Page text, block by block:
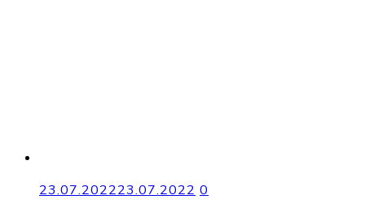
23.07.202223.07.2022 0